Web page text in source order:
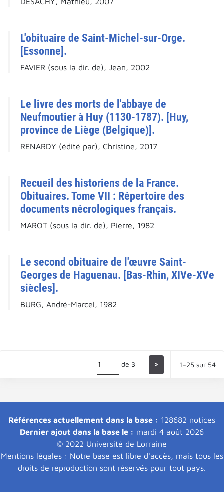
L'obituaire de Saint-Michel-sur-Orge.
[Essonne].
FAVIER (sous la dir. de), Jean, 2002
Le livre des morts de l'abbaye de
Neufmoutier à Huy (1130-1787). [Huy,
province de Liège (Belgique)].
RENARDY (édité par), Christine, 2017
Recueil des historiens de la France.
Obituaires. Tome VII : Répertoire des
documents nécrologiques français.
MAROT (sous la dir. de), Pierre, 1982
Le second obituaire de l'œuvre Saint-
Georges de Haguenau. [Bas-Rhin, XIVe-XVe
siècles].
BURG, André-Marcel, 1982
de 3 > 1–25 sur 54
Références actuellement dans la base : 128682 notices
Dernier ajout dans la base le : mardi 4 août 2026
© 2022 Université de Lorraine
Mentions légales : Notre base est libre d'accès, mais tous les
droits de reproduction sont réservés pour tout pays.